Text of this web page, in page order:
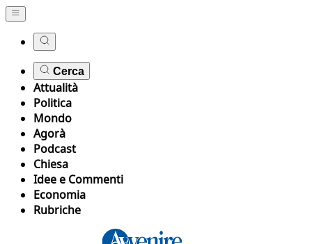
Cerca
Attualità
Politica
Mondo
Agorà
Podcast
Chiesa
Idee e Commenti
Economia
Rubriche